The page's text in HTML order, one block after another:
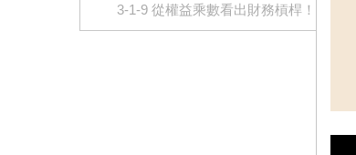
3-1-9 從權益乘數看出財務槓桿！